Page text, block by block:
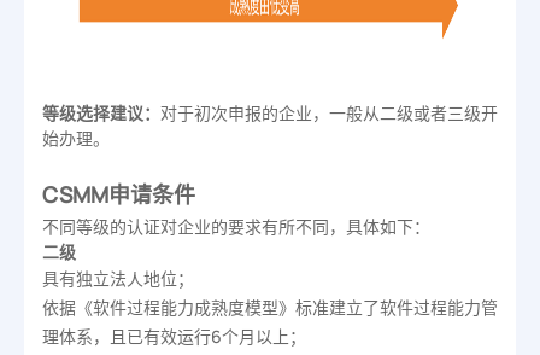
等级选择建议： 对于初次申报的企业，一般从二级或者三级开
始办理。
CSMM申请条件
不同等级的认证对企业的要求有所不同，具体如下：
二级
具有独立法人地位；
依据《软件过程能力成熟度模型》标准建立了软件过程能力管
理体系，且已有效运行6个月以上；